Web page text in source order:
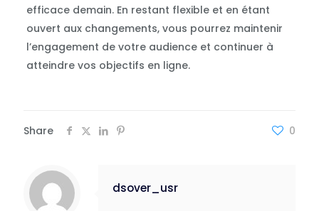
efficace demain. En restant flexible et en étant
ouvert aux changements, vous pourrez maintenir
l’engagement de votre audience et continuer à
atteindre vos objectifs en ligne.
Share 0
dsover_usr